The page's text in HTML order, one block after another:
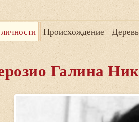
Происхождение
Галина